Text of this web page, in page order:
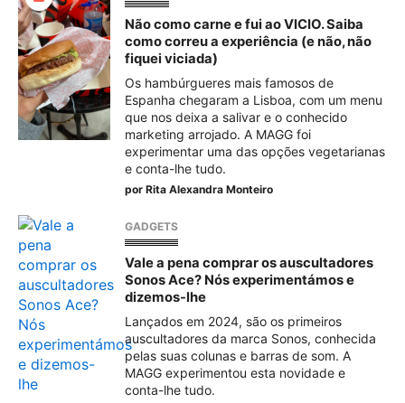
Não como carne e fui ao VICIO. Saiba
como correu a experiência (e não, não
fiquei viciada)
Os hambúrgueres mais famosos de
Espanha chegaram a Lisboa, com um menu
que nos deixa a salivar e o conhecido
marketing arrojado. A MAGG foi
experimentar uma das opções vegetarianas
e conta-lhe tudo.
por Rita Alexandra Monteiro
GADGETS
Vale a pena comprar os auscultadores
Sonos Ace? Nós experimentámos e
dizemos-lhe
Lançados em 2024, são os primeiros
auscultadores da marca Sonos, conhecida
pelas suas colunas e barras de som. A
MAGG experimentou esta novidade e
conta-lhe tudo.